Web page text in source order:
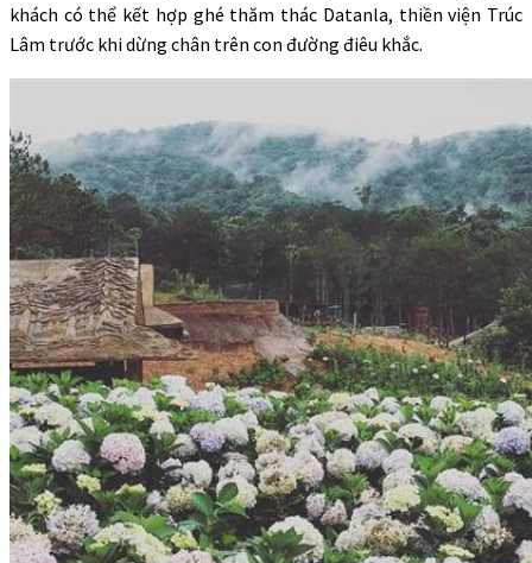
khách có thể kết hợp ghé thăm thác Datanla, thiền viện Trúc
Lâm trước khi dừng chân trên con đường điêu khắc.